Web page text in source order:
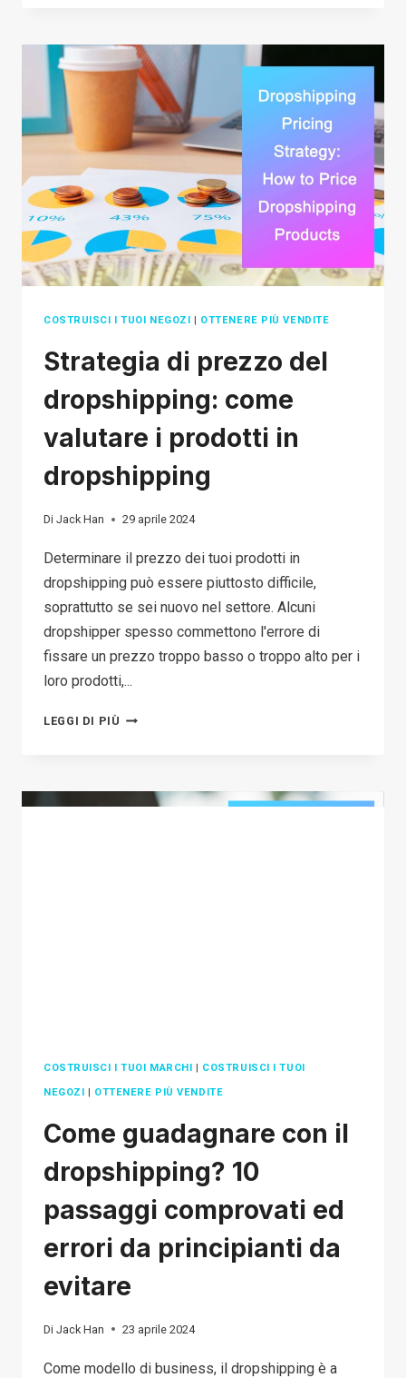
COINS
ON
ALIEXPRESS:
PRACTICAL
GUIDE
IN
2026
COSTRUISCI I TUOI NEGOZI OTTENERE PIÙ VENDITE
Strategia di prezzo del
dropshipping: come
valutare i prodotti in
dropshipping
Di Jack Han 29 aprile 2024
Determinare il prezzo dei tuoi prodotti in
dropshipping può essere piuttosto difficile,
soprattutto se sei nuovo nel settore. Alcuni
dropshipper spesso commettono l'errore di
fissare un prezzo troppo basso o troppo alto per i
loro prodotti,...
LEGGI DI PIÙ STRATEGIA
DEL
COSTRUISCI I TUOI MARCHI | COSTRUISCI I TUOI
NEGOZI | OTTENERE PIÙ VENDITE
Come guadagnare con il
dropshipping? 10
passaggi comprovati ed
errori da principianti da
evitare
Di Jack Han 23 aprile 2024
Come modello di business, il dropshipping è a